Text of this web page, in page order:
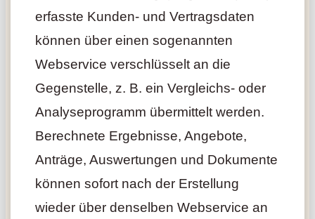
erfasste Kunden- und Vertragsdaten
können über einen sogenannten
Webservice verschlüsselt an die
Gegenstelle, z. B. ein Vergleichs- oder
Analyseprogramm übermittelt werden.
Berechnete Ergebnisse, Angebote,
Anträge, Auswertungen und Dokumente
können sofort nach der Erstellung
wieder über denselben Webservice an